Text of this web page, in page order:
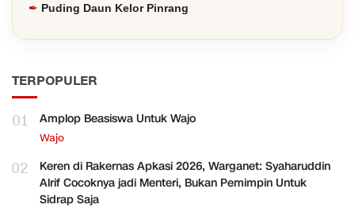
Puding Daun Kelor Pinrang
TERPOPULER
01 Amplop Beasiswa Untuk Wajo
Wajo
02
Keren di Rakernas Apkasi 2026, Warganet: Syaharuddin
Alrif Cocoknya jadi Menteri, Bukan Pemimpin Untuk
Sidrap Saja